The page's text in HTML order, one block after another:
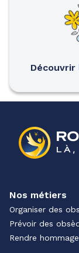
Découvrir
Nos métiers
Organiser des
Prévoir des
Rendre hommage